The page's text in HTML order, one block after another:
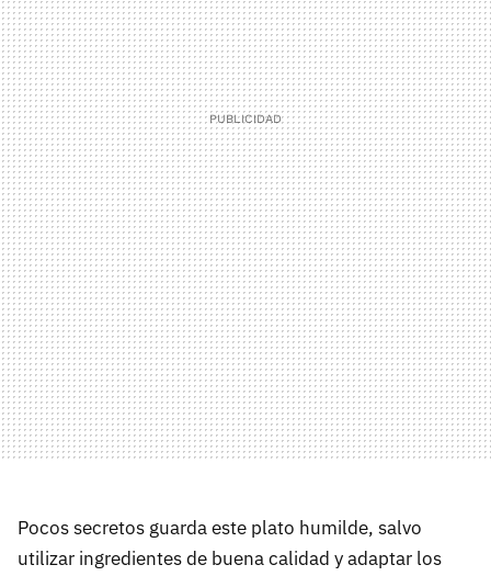
Pocos secretos guarda este plato humilde, salvo
utilizar ingredientes de buena calidad y adaptar los